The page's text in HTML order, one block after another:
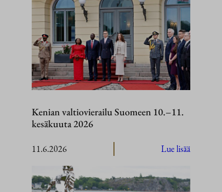
Kenian valtiovierailu Suomeen 10.–11.
kesäkuuta 2026
11.6.2026 Lue lisää